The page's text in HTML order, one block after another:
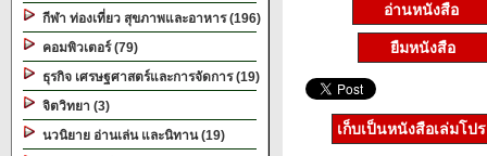
กีฬา ท่องเที่ยว สุขภาพและอาหาร (196)
คอมพิวเตอร์ (79)
ธุรกิจ เศรษฐศาสตร์และการจัดการ (19)
จิตวิทยา (3)
นวนิยาย อ่านเล่น และนิทาน (19)
อ่านหนังสือ
ยืมหนังสือ
เก็บเป็นหนังสือเล่มโป